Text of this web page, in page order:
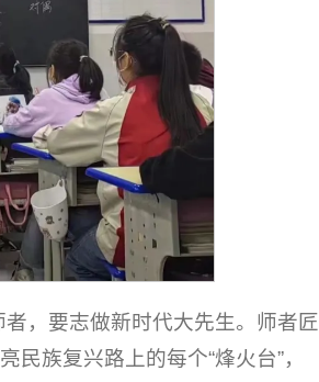
，要志做新时代大先生。师者匠
族复兴路上的每个“烽火台”，